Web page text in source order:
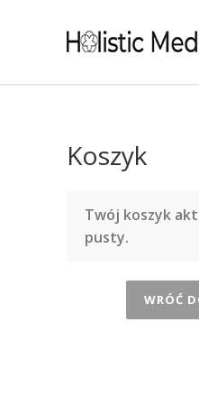
Koszyk
Twój koszyk
pusty.
WRÓĆ